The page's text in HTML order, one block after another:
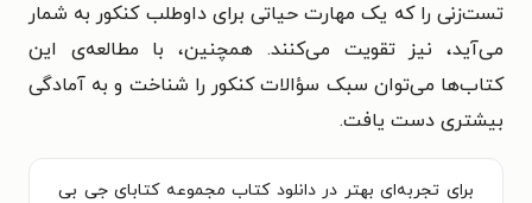
تست‌زنی را که یک مهارت حیاتی برای داوطلب کنکور به شمار
می‌آید، نیز تقویت می‌کنند. همچنین، با مطالعه‌ی این
کتاب‌ها می‌توان سبک سؤالات کنکور را شناخت و به آمادگی
بیشتری دست یافت.
برای تجربه‌ای بهتر در دانلود کتاب مجموعه کتابای جی بی